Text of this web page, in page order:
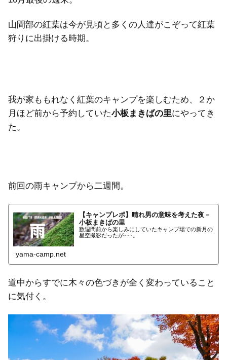
山間部の紅葉は今が見頃と多くの人達がこぞって紅葉
狩りに出掛ける時期。
我が家ももれなく紅葉のキャンプを楽しむため、２か
月ほど前から予約していた小板まきばの里にやってき
た。
前回の雨キャンプから二週間。
【キャンプレポ】晴れ男の意味を考えた夜－
小板まきばの里
数週間前から楽しみにしていたキャンプ場での新月の
星空撮影だったが･･･。
yama-camp.net
道中からすでに木々の色づきが全く変わっていること
に気付く。